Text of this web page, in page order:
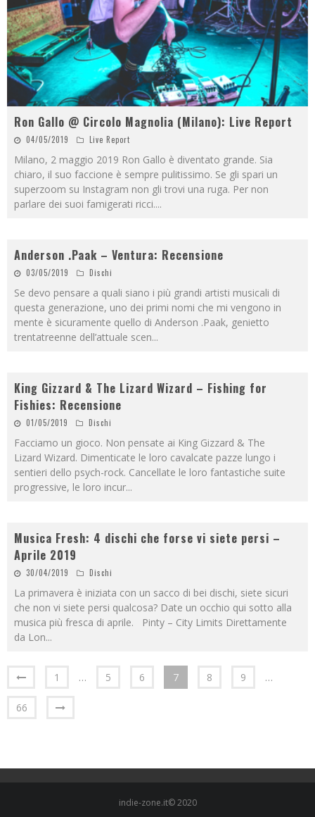
Ron Gallo @ Circolo Magnolia (Milano): Live Report
04/05/2019 Live Report
Milano, 2 maggio 2019 Ron Gallo è diventato grande. Sia
chiaro, il suo faccione è sempre pulitissimo. Se gli spari un
superzoom su Instagram non gli trovi una ruga. Per non
parlare dei suoi famigerati ricci....
Anderson .Paak – Ventura: Recensione
03/05/2019 Dischi
Se devo pensare a quali siano i più grandi artisti musicali di
questa generazione, uno dei primi nomi che mi vengono in
mente è sicuramente quello di Anderson .Paak, genietto
trentatreenne dell’attuale scen...
King Gizzard & The Lizard Wizard – Fishing for
Fishies: Recensione
01/05/2019 Dischi
Facciamo un gioco. Non pensate ai King Gizzard & The
Lizard Wizard. Dimenticate le loro cavalcate pazze lungo i
sentieri dello psych-rock. Cancellate le loro fantastiche suite
progressive, le loro incur...
Musica Fresh: 4 dischi che forse vi siete persi –
Aprile 2019
30/04/2019 Dischi
La primavera è iniziata con un sacco di bei dischi, siete sicuri
che non vi siete persi qualcosa? Date un occhio qui sotto alla
musica più fresca di aprile. Pinty – City Limits Direttamente
da Lon...
1 … 5 6 7 8 9 …
66
indie-zone.it© 2020